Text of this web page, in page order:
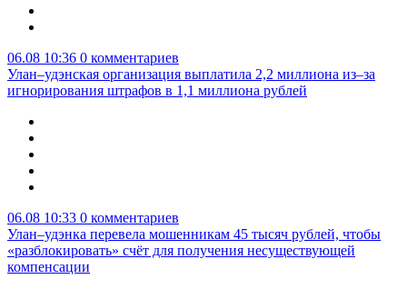
06.08 10:36 0 комментариев
Улан–удэнская организация выплатила 2,2 миллиона из–за
игнорирования штрафов в 1,1 миллиона рублей
06.08 10:33 0 комментариев
Улан–удэнка перевела мошенникам 45 тысяч рублей, чтобы
«разблокировать» счёт для получения несуществующей
компенсации